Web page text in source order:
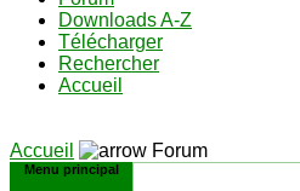
Downloads A-Z
Télécharger
Rechercher
Accueil
Accueil Forum
Menu principal